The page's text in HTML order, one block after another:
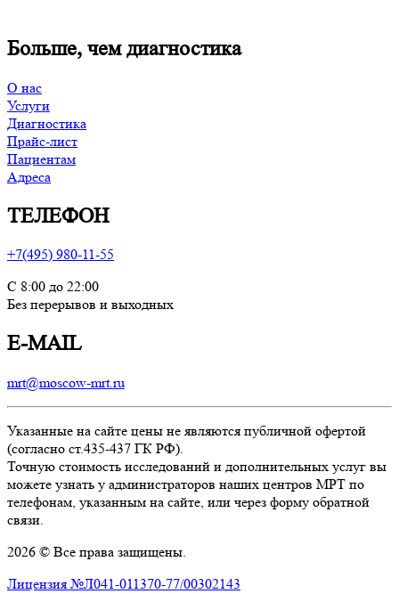
Больше, чем диагностика
О нас
Услуги
Диагностика
Прайс-лист
Пациентам
Адреса
ТЕЛЕФОН
+7(495) 980-11-55
С 8:00 до 22:00
Без перерывов и выходных
E-MAIL
mrt@moscow-mrt.ru
Указанные на сайте цены не являются публичной офертой
(согласно ст.435-437 ГК РФ).
Точную стоимость исследований и дополнительных услуг вы
можете узнать у администраторов наших центров МРТ по
телефонам, указанным на сайте, или через форму обратной
связи.
2026 © Все права защищены.
Лицензия №Л041-011370-77/00302143